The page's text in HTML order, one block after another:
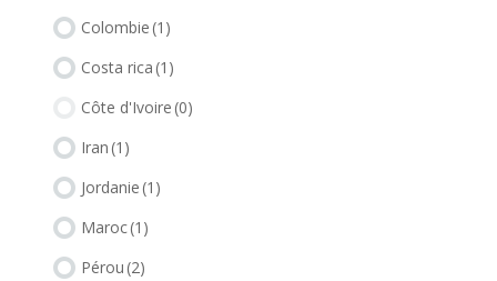
Colombie (1)
Costa rica (1)
Côte d'Ivoire (0)
Iran (1)
Jordanie (1)
Maroc(1)
Pérou (2)